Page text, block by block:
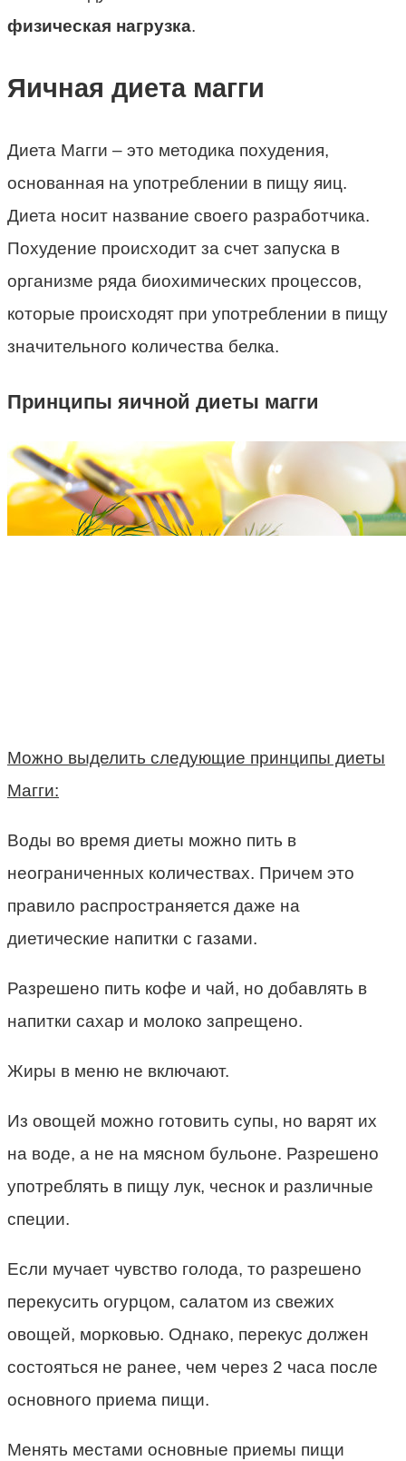
физическая нагрузка.
Яичная диета магги
Диета Магги – это методика похудения,
основанная на употреблении в пищу яиц.
Диета носит название своего разработчика.
Похудение происходит за счет запуска в
организме ряда биохимических процессов,
которые происходят при употреблении в пищу
значительного количества белка.
Принципы яичной диеты магги
Можно выделить следующие принципы диеты
Магги:
Воды во время диеты можно пить в
неограниченных количествах. Причем это
правило распространяется даже на
диетические напитки с газами.
Разрешено пить кофе и чай, но добавлять в
напитки сахар и молоко запрещено.
Жиры в меню не включают.
Из овощей можно готовить супы, но варят их
на воде, а не на мясном бульоне. Разрешено
употреблять в пищу лук, чеснок и различные
специи.
Если мучает чувство голода, то разрешено
перекусить огурцом, салатом из свежих
овощей, морковью. Однако, перекус должен
состояться не ранее, чем через 2 часа после
основного приема пищи.
Менять местами основные приемы пищи